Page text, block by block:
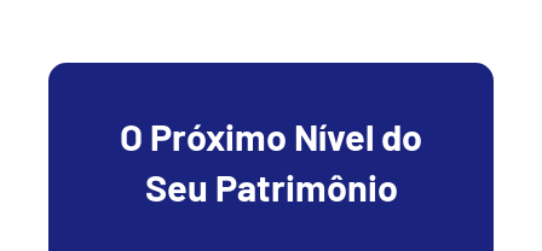
O Próximo Nível do
Seu Patrimônio